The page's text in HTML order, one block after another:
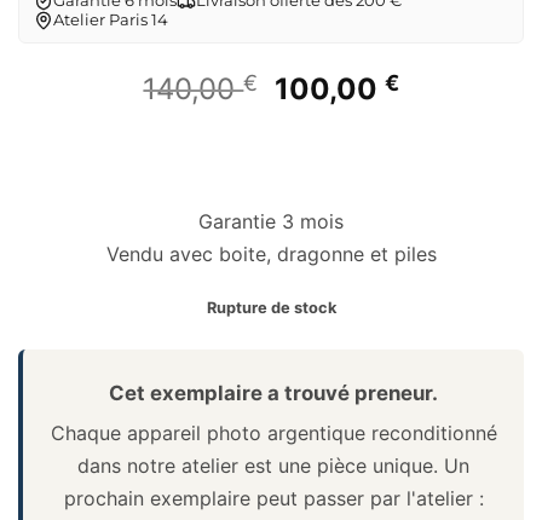
Atelier Paris 14
140,00€
Le
était :
100,00 €Le
Garantie 3 mois
Vendu avec boite, dragonne et piles
Rupture de stock
Cet exemplaire a trouvé preneur.
Chaque appareil photo argentique reconditionné
dans notre atelier est une pièce unique. Un
prochain exemplaire peut passer par l'atelier :